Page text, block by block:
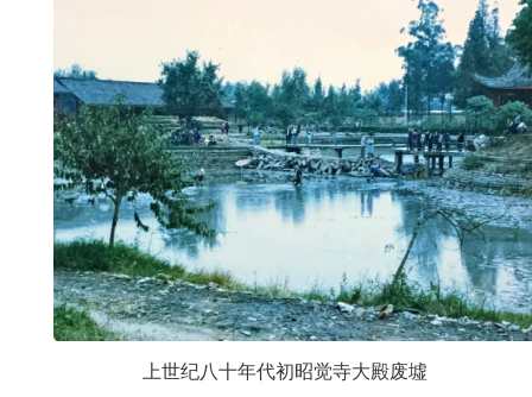
上世纪八十年代初昭觉寺大殿废墟